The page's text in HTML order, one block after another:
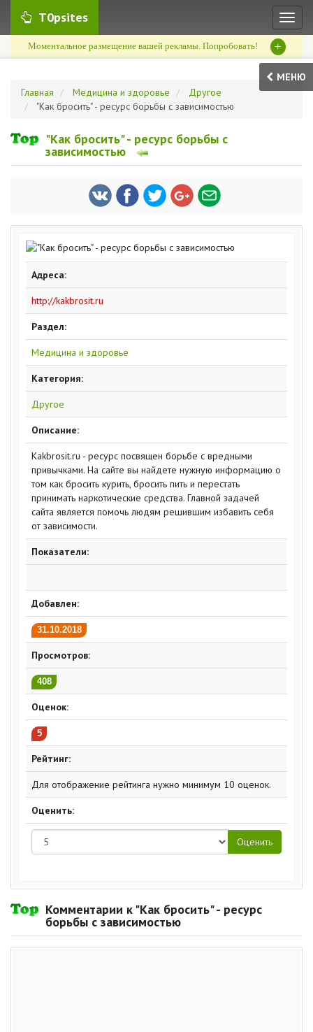
T0psites
Моментальное размещение вашей рекламы. Попробовать! +
МЕНЮ
Главная
Медицина и здоровье
Другое
"Как бросить" - ресурс борьбы с зависимостью
"Как бросить" - ресурс борьбы с
зависимостью
Адреса:
http://kakbrosit.ru
Раздел:
Медицина и здоровье
Категория:
Другое
Описание:
Kakbrosit.ru - ресурс посвящен борьбе с вредными
привычками. На сайте вы найдете нужную информацию о
том как бросить курить, бросить пить и перестать
принимать наркотические средства. Главной задачей
сайта является помочь людям решившим избавить себя
от зависимости.
Показатели:
Добавлен:
31.10.2018
Просмотров:
408
Оценок:
5
Рейтинг:
Для отображение рейтинга нужно минимум 10 оценок.
Оценить:
Комментарии к "Как бросить" - ресурс
борьбы с зависимостью